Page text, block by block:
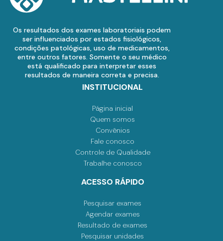
Os resultados dos exames laboratoriais podem
ser influenciados por estados fisiológicos,
condições patológicas, uso de medicamentos,
entre outros fatores. Somente o seu médico
está qualificado para interpretar esses
resultados de maneira correta e precisa.
INSTITUCIONAL
Página inicial
Quem somos
Convênios
Fale conosco
Controle de Qualidade
Trabalhe conosco
ACESSO RÁPIDO
Pesquisar exames
Agendar exames
Resultado de exames
Pesquisar unidades